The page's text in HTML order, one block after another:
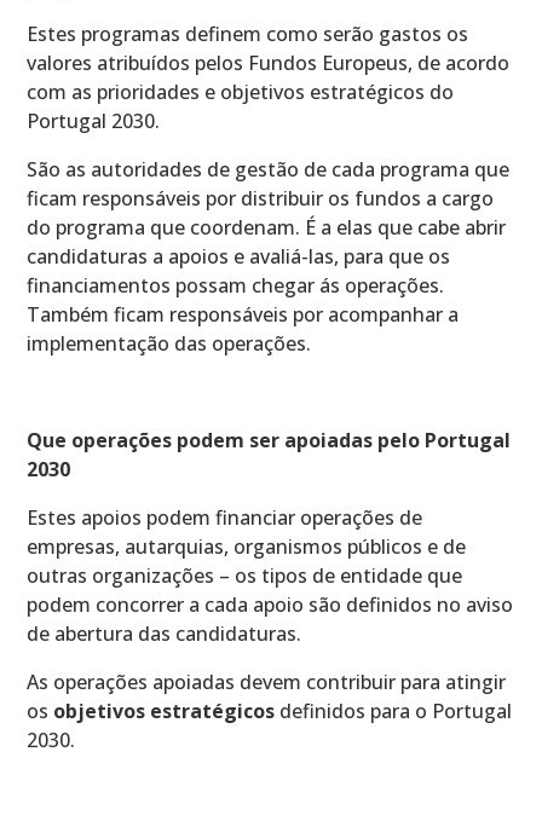
Estes programas definem como serão gastos os
valores atribuídos pelos Fundos Europeus, de acordo
com as prioridades e objetivos estratégicos do
Portugal 2030.
São as autoridades de gestão de cada programa que
ficam responsáveis por distribuir os fundos a cargo
do programa que coordenam. É a elas que cabe abrir
candidaturas a apoios e avaliá-las, para que os
financiamentos possam chegar ás operações.
Também ficam responsáveis por acompanhar a
implementação das operações.
Que operações podem ser apoiadas pelo Portugal
2030
Estes apoios podem financiar operações de
empresas, autarquias, organismos públicos e de
outras organizações – os tipos de entidade que
podem concorrer a cada apoio são definidos no aviso
de abertura das candidaturas.
As operações apoiadas devem contribuir para atingir
os objetivos estratégicos definidos para o Portugal
2030.